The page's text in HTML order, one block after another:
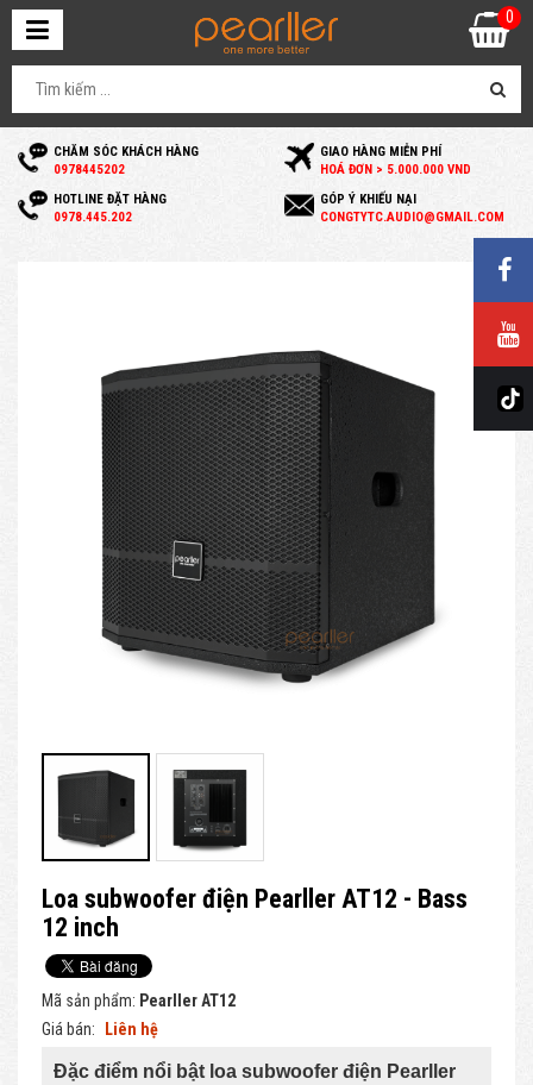
CHĂM SÓC KHÁCH HÀNG
0978445202
GIAO HÀNG MIỄN PHÍ
HOÁ ĐƠN > 5.000.000 VND
HOTLINE ĐẶT HÀNG
0978.445.202
GÓP Ý KHIẾU NẠI
CONGTYTC.AUDIO@GMAIL.COM
0
Loa subwoofer điện Pearller AT12 - Bass
12 inch
Mã sản phẩm: Pearller AT12
Giá bán:
Liên hệ
Đặc điểm nổi bật loa subwoofer điện Pearller